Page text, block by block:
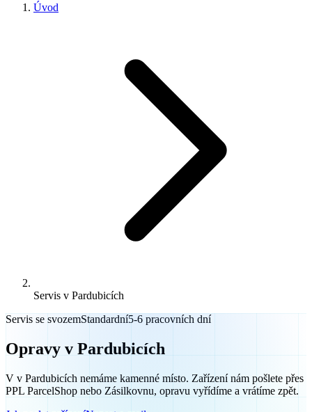
Úvod
Servis v Pardubicích
Servis se svozemStandardní5-6 pracovních dní
Opravy v Pardubicích
V v Pardubicích nemáme kamenné místo. Zařízení nám pošlete přes
PPL ParcelShop nebo Zásilkovnu, opravu vyřídíme a vrátíme zpět.